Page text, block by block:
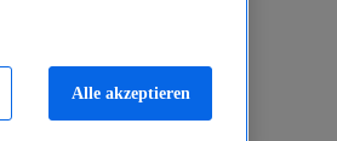
Alle akzeptieren